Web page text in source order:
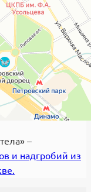
–
и надгробий из